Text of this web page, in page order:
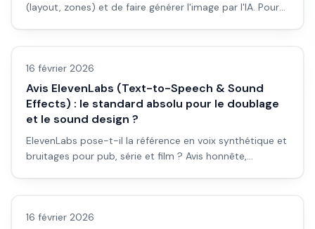
(layout, zones) et de faire générer l'image par l'IA. Pour
Avis outils/services
16 février 2026
Avis ElevenLabs (Text-to-Speech & Sound
Effects) : le standard absolu pour le doublage
et le sound design ?
ElevenLabs pose-t-il la référence en voix synthétique et
bruitages pour pub, série et film ? Avis honnête,
Avis outils/services
16 février 2026